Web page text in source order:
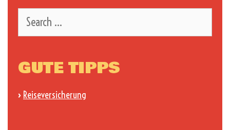
for:
GUTE TIPPS
› Reiseversicherung